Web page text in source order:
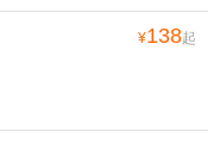
¥138起